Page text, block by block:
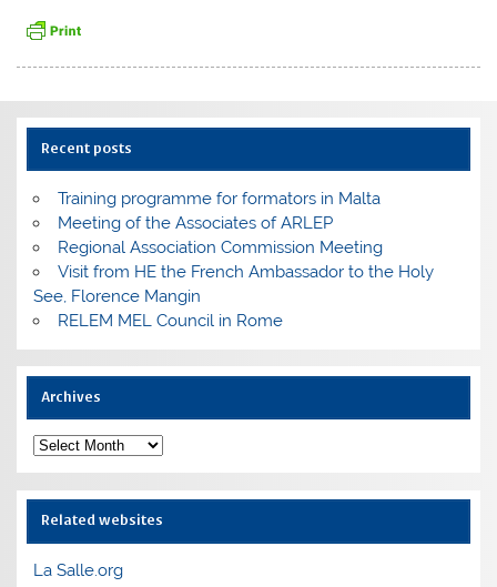
Recent posts
Training programme for formators in Malta
Meeting of the Associates of ARLEP
Regional Association Commission Meeting
Visit from HE the French Ambassador to the Holy
See, Florence Mangin
RELEM MEL Council in Rome
Archives
Archives
Related websites
La Salle.org